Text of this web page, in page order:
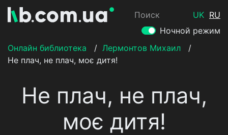
Поиск UK RU
Ночной режим
Онлайн библиотека
/ Лермонтов Михаил
/
Не плач, не плач, моє дитя!
Не плач, не плач,
моє дитя!